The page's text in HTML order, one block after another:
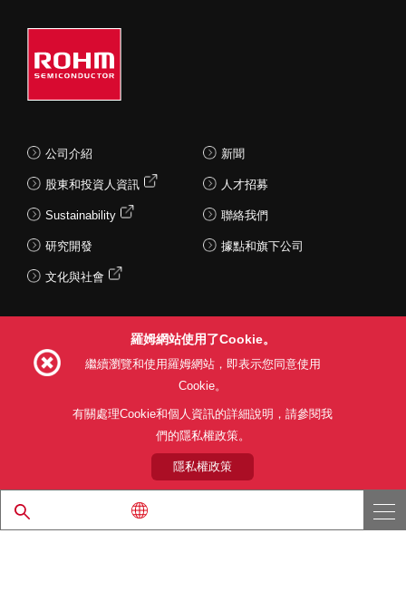
公司介紹
股東和投資人資訊
Sustainability
研究開發
文化與社會
新聞
人才招募
聯絡我們
據點和旗下公司
利用目的 隱私權政策
關於本公司產品銷售之標準條款(PDF)
© 1997 - 2026 ROHM CO., LTD. ALL RIGHTS RESERVED.
羅姆網站使用了Cookie。
繼續瀏覽和使用羅姆網站，即表示您同意使用
Cookie。
有關處理Cookie和個人資訊的詳細說明，請參閱我
們的隱私權政策。
隱私權政策